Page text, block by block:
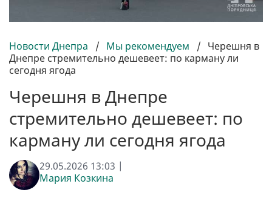
Новости Днепра / Мы рекомендуем / Черешня в
Днепре стремительно дешевеет: по карману ли
сегодня ягода
Черешня в Днепре
стремительно дешевеет: по
карману ли сегодня ягода
29.05.2026 13:03 |
Мария Козкина